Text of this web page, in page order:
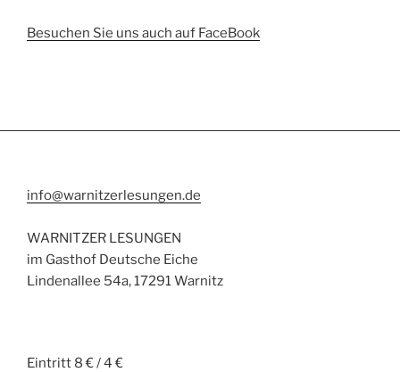
Besuchen Sie uns auch auf FaceBook
info@warnitzerlesungen.de
WARNITZER LESUNGEN
im Gasthof Deutsche Eiche
Lindenallee 54a, 17291 Warnitz
Eintritt 8 € / 4 €